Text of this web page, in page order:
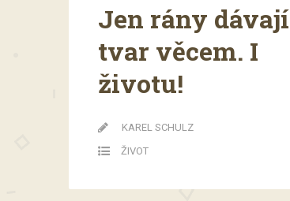
Jen rány dávají
tvar věcem. I
životu!
KAREL SCHULZ
ŽIVOT